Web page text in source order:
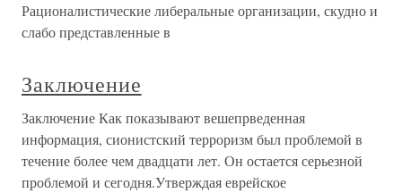
Рационалистические либеральные организации, скудно и
слабо представленные в
Заключение
Заключение Как показывают вешепрведенная
информация, сионистский терроризм был проблемой в
течение более чем двадцати лет. Он остается серьезной
проблемой и сегодня.Утверждая еврейское